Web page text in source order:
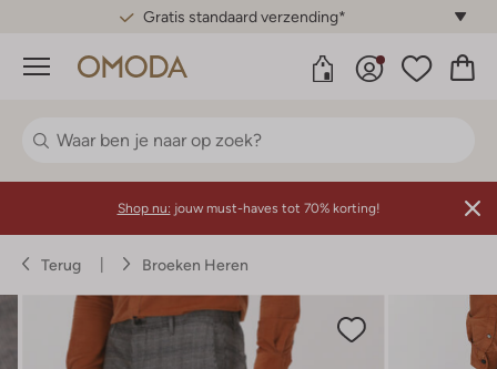
Gratis standaard verzending*
Menu
Shop nu: jouw must-haves tot 70% korting!
Terug Broeken Heren